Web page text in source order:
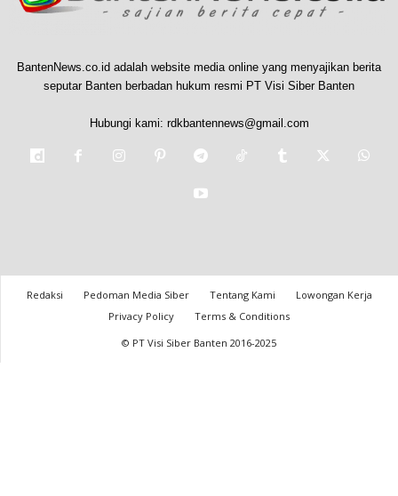
BantenNews.co.id adalah website media online yang menyajikan berita
seputar Banten berbadan hukum resmi PT Visi Siber Banten
Hubungi kami: rdkbantennews@gmail.com
Redaksi Pedoman Media Siber Tentang Kami
Lowongan Kerja
Privacy Policy
Terms & Conditions
© PT Visi Siber Banten 2016-2025